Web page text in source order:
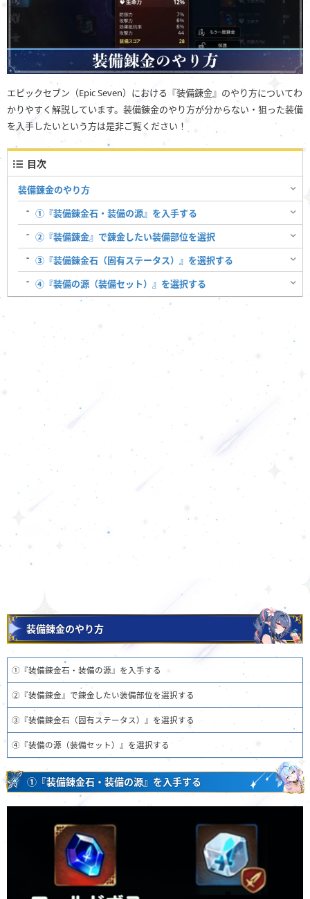
エピックセブン（Epic Seven）における『装備錬金』のやり方についてわ
かりやすく解説しています。装備錬金のやり方が分からない・狙った装備
を入手したいという方は是非ご覧ください！
目次
装備錬金のやり方
①『装備錬金石・装備の源』を入手する
②『装備錬金』で錬金したい装備部位を選択
③『装備錬金石（固有ステータス）』を選択する
④『装備の源（装備セット）』を選択する
装備錬金のやり方
①『装備錬金石・装備の源』を入手する
②『装備錬金』で錬金したい装備部位を選択する
③『装備錬金石（固有ステータス）』を選択する
④『装備の源（装備セット）』を選択する
①『装備錬金石・装備の源』を入手する